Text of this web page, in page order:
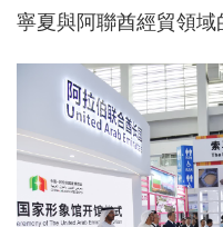
寧夏與阿聯酋經貿領域